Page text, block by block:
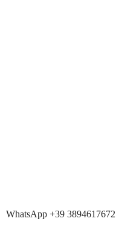
WhatsApp +39 3894617672